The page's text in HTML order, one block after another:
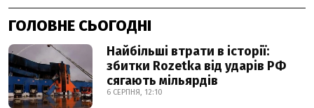
ГОЛОВНЕ СЬОГОДНІ
Найбільші втрати в історії:
збитки Rozetka від ударів РФ
сягають мільярдів
6 СЕРПНЯ, 12:10